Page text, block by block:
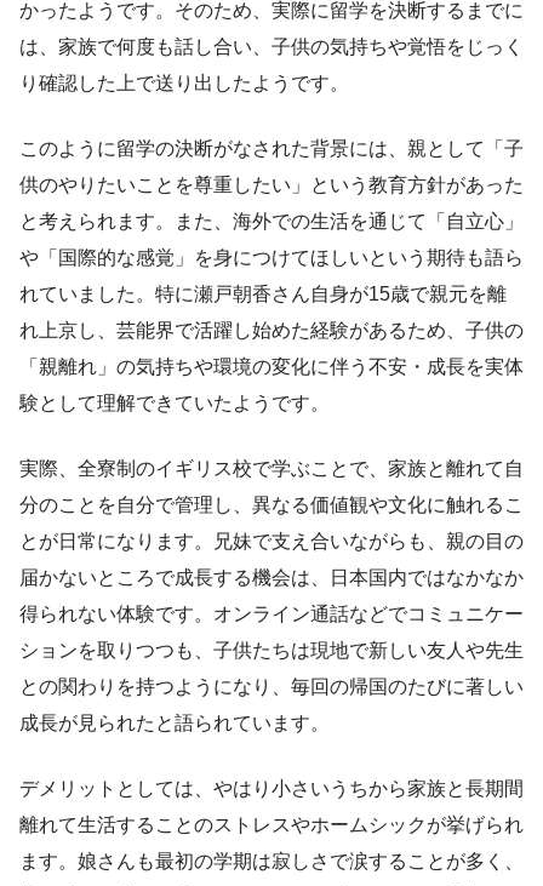
かったようです。そのため、実際に留学を決断するまでに
は、家族で何度も話し合い、子供の気持ちや覚悟をじっく
り確認した上で送り出したようです。
このように留学の決断がなされた背景には、親として「子
供のやりたいことを尊重したい」という教育方針があった
と考えられます。また、海外での生活を通じて「自立心」
や「国際的な感覚」を身につけてほしいという期待も語ら
れていました。特に瀬戸朝香さん自身が15歳で親元を離
れ上京し、芸能界で活躍し始めた経験があるため、子供の
「親離れ」の気持ちや環境の変化に伴う不安・成長を実体
験として理解できていたようです。
実際、全寮制のイギリス校で学ぶことで、家族と離れて自
分のことを自分で管理し、異なる価値観や文化に触れるこ
とが日常になります。兄妹で支え合いながらも、親の目の
届かないところで成長する機会は、日本国内ではなかなか
得られない体験です。オンライン通話などでコミュニケー
ションを取りつつも、子供たちは現地で新しい友人や先生
との関わりを持つようになり、毎回の帰国のたびに著しい
成長が見られたと語られています。
デメリットとしては、やはり小さいうちから家族と長期間
離れて生活することのストレスやホームシックが挙げられ
ます。娘さんも最初の学期は寂しさで涙することが多く、